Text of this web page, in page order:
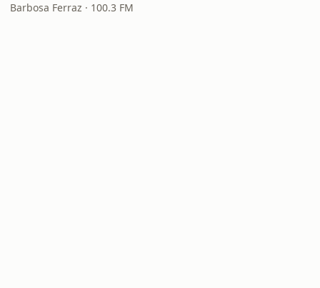
Barbosa Ferraz · 100.3 FM